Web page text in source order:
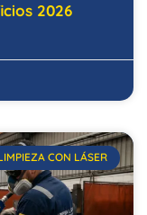
2026
CON LÁSER